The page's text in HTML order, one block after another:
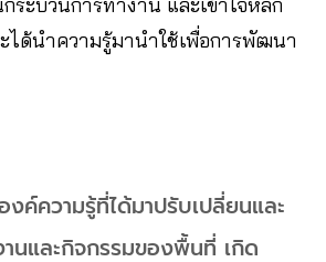
ได้นำความรู้มานำใช้เพื่อการพัฒนา
งค์ความรู้ที่ได้มาปรับเปลี่ยนและ
นและกิจกรรมของพื้นที่ เกิด